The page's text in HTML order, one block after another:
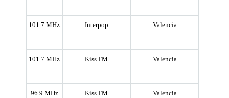
101.7 MHz Interpop Valencia
101.7 MHz Kiss FM Valencia
96.9 MHz Kiss FM Valencia